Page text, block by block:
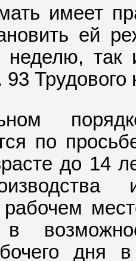
имеет
ей
неделю,
93
по
до 14
рабочем
в
дня